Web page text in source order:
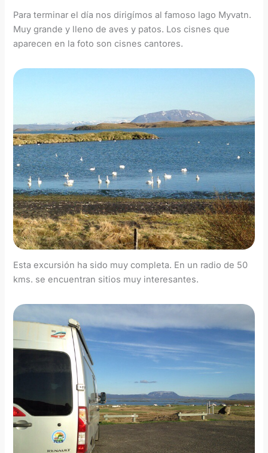
Para terminar el día nos dirigímos al famoso lago Myvatn.
Muy grande y lleno de aves y patos. Los cisnes que
aparecen en la foto son cisnes cantores.
Esta excursión ha sido muy completa. En un radio de 50
kms. se encuentran sitios muy interesantes.